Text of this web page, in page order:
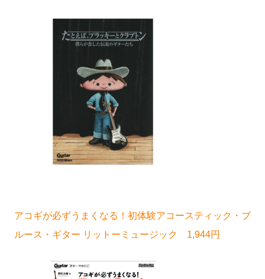
アコギが必ずうまくなる！初体験アコースティック・ブ
ルース・ギター リットーミュージック 1,944円